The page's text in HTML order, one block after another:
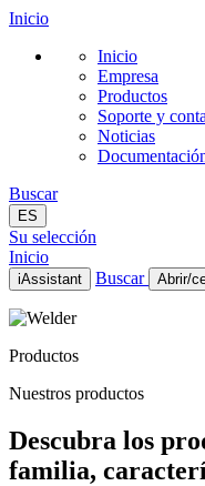
Inicio
Inicio
Empresa
Productos
Soporte y
Noticias
Buscar
ES
Su selección
Inicio
iAssistant Buscar Abrir/
Inicio
Productos
Noticias
ES
Productos
Nuestros productos
Descubra los
familia,